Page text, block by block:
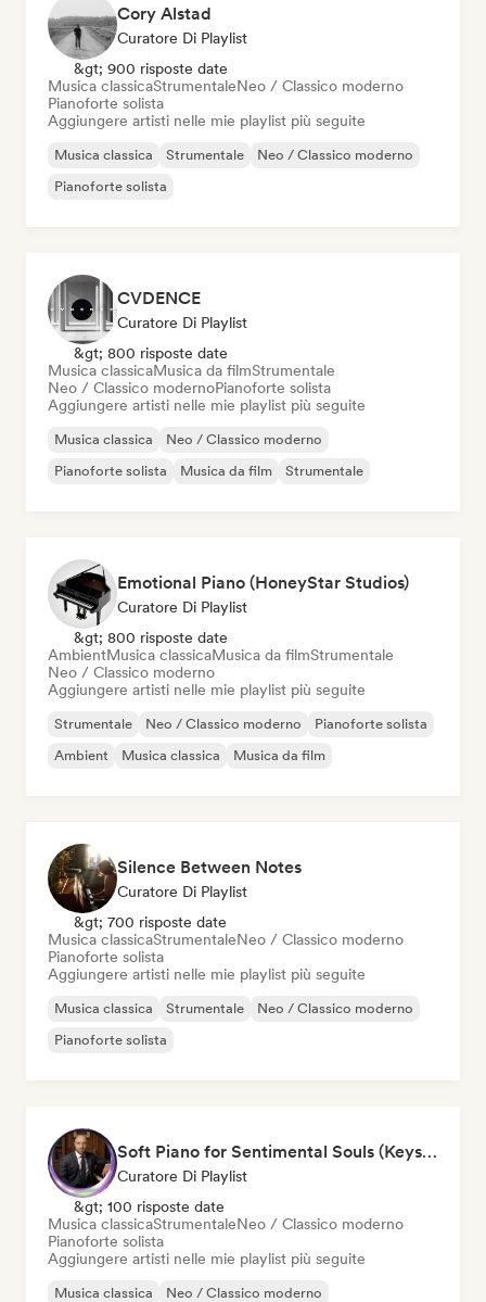
Cory Alstad
Curatore Di Playlist
&gt; 900 risposte date
Musica classicaStrumentaleNeo / Classico moderno
Pianoforte solista
Aggiungere artisti nelle mie playlist più seguite
Musica classica Strumentale
Neo / Classico moderno
Pianoforte solista
CVDENCE
Curatore Di Playlist
&gt; 800 risposte date
Musica classicaMusica da filmStrumentale
Neo / Classico modernoPianoforte solista
Aggiungere artisti nelle mie playlist più seguite
Musica classica
Neo / Classico moderno
Pianoforte solista
Musica da film Strumentale
Emotional Piano (HoneyStar Studios)
Curatore Di Playlist
&gt; 800 risposte date
AmbientMusica classicaMusica da filmStrumentale
Neo / Classico moderno
Aggiungere artisti nelle mie playlist più seguite
Strumentale Neo / Classico moderno
Pianoforte solista
Ambient
Musica classica Musica da film
Silence Between Notes
Curatore Di Playlist
&gt; 700 risposte date
Musica classicaStrumentaleNeo / Classico moderno
Pianoforte solista
Aggiungere artisti nelle mie playlist più seguite
Musica classica Strumentale
Neo / Classico moderno
Pianoforte solista
Soft Piano for Sentimental Souls (Keys From Above)
Curatore Di Playlist
&gt; 100 risposte date
Musica classicaStrumentaleNeo / Classico moderno
Pianoforte solista
Aggiungere artisti nelle mie playlist più seguite
Musica classica Neo / Classico moderno